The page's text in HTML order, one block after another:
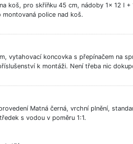
koš, pro skříňku 45 cm, nádoby 1x 12 l +
police nad koš.
vytahovací koncovka s přepínačem na
k montáži. Není třeba nic
Matná černá, vrchní plnění,
s vodou v poměru 1:1.